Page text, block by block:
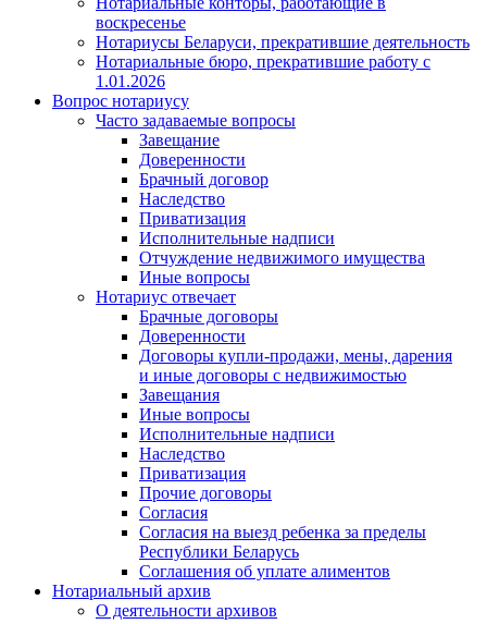
воскресенье
Нотариусы Беларуси, прекратившие деятельность
Нотариальные бюро, прекратившие работу с
1.01.2026
Вопрос нотариусу
Часто задаваемые вопросы
Завещание
Доверенности
Брачный договор
Наследство
Приватизация
Исполнительные надписи
Отчуждение недвижимого имущества
Иные вопросы
Нотариус отвечает
Брачные договоры
Доверенности
Договоры купли-продажи, мены, дарения
и иные договоры с недвижимостью
Завещания
Иные вопросы
Исполнительные надписи
Наследство
Приватизация
Прочие договоры
Согласия
Согласия на выезд ребенка за пределы
Республики Беларусь
Соглашения об уплате алиментов
Нотариальный архив
О деятельности архивов